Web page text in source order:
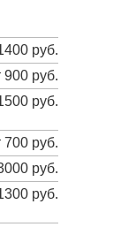
руб.
900 руб.
руб.
700 руб.
руб.
руб.